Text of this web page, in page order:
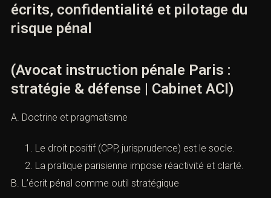
écrits, confidentialité et pilotage du
risque pénal
(Avocat instruction pénale Paris :
stratégie & défense | Cabinet ACI)
A. Doctrine et pragmatisme
Le droit positif (CPP, jurisprudence) est le socle.
La pratique parisienne impose réactivité et clarté.
B. L’écrit pénal comme outil stratégique